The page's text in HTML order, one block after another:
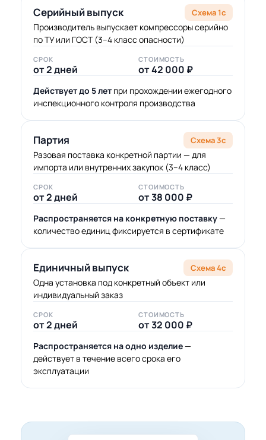
Серийный выпуск Схема 1с
Производитель выпускает компрессоры серийно
по ТУ или ГОСТ (3–4 класс опасности)
СРОК
от 2 дней
СТОИМОСТЬ
от 42 000 ₽
Действует до 5 лет при прохождении ежегодного
инспекционного контроля производства
Партия Схема 3с
Разовая поставка конкретной партии — для
импорта или внутренних закупок (3–4 класс)
СРОК
от 2 дней
СТОИМОСТЬ
от 38 000 ₽
Распространяется на конкретную поставку—
количество единиц фиксируется в сертификате
Единичный выпуск Схема 4с
Одна установка под конкретный объект или
индивидуальный заказ
СРОК
от 2 дней
СТОИМОСТЬ
от 32 000 ₽
Распространяется на одно изделие—
действует в течение всего срока его
эксплуатации